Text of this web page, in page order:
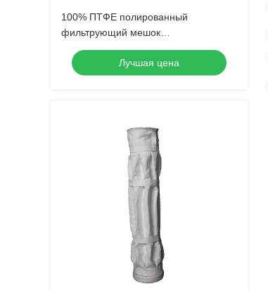
100% ПТФЕ полированный
фильтрующий мешок
водонепроницаемый
водонепроницаемый фильтрующий
мешок для сбора пыли
Лучшая цена